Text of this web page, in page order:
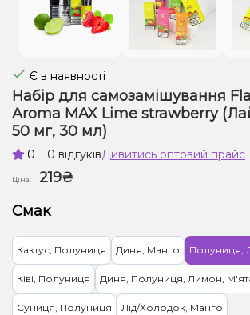
Є в наявності
Набір для самозамішування
Aroma MAX Lime strawberry
50 мг, 30 мл)
0 0 відгуківДивитись оптовий прайс
Ціна:
219₴
Смак
Кактус, Полуниця Диня, Манго Полуниця,
Ківі, Полуниця Диня, Полуниця, Лимон,
Суниця, Полуниця Лід/Холодок, Манго